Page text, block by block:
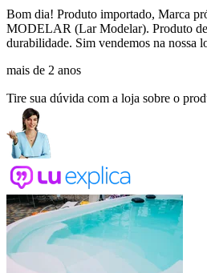
Bom dia! Produto importado, Marca
MODELAR (Lar Modelar). Produto de
durabilidade. Sim vendemos na nossa
mais de 2 anos
Tire sua dúvida com a loja sobre o